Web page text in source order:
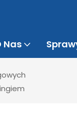
Nas